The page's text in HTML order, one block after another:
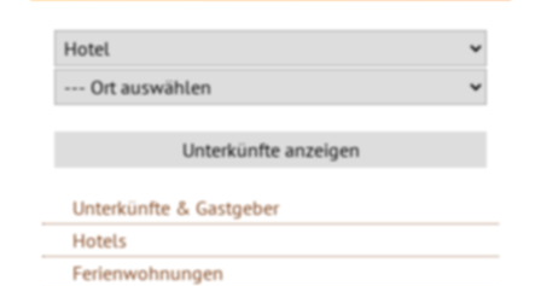
Unterkünfte & Gastgeber
Hotels
Ferienwohnungen